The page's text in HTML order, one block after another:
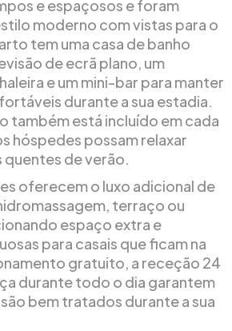
e espaçosos e foram
moderno com vistas para o
tem uma casa de banho
de ecrã plano, um
e um mini-bar para manter
durante a sua estadia.
também está incluído em cada
hóspedes possam relaxar
quentes de verão.
oferecem o luxo adicional de
terraço ou
espaço extra e
para casais que ficam na
gratuito, a receção 24
durante todo o dia garantem
bem tratados durante a sua